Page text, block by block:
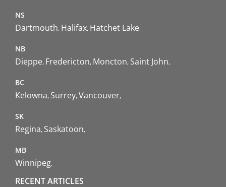
NS
Dartmouth Halifax Hatchet Lake
NB
Dieppe Fredericton Moncton Saint John
BC
Kelowna Surrey Vancouver
SK
Regina Saskatoon
MB
Winnipeg
RECENT ARTICLES